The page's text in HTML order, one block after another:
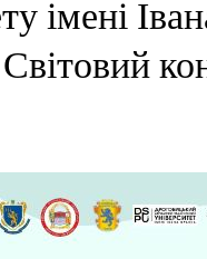
імені